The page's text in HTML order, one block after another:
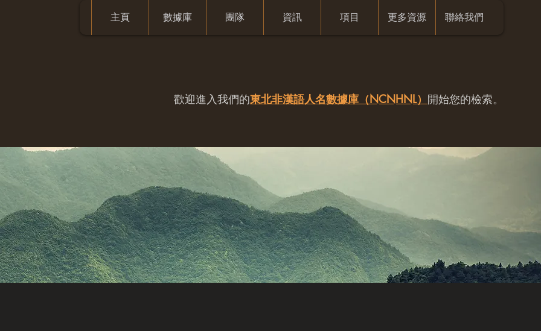
主頁 數據庫 團隊 資訊 項目 更多資源 聯絡我們
歡迎進入我們的東北非漢語人名數據庫（NCNHNL） 開始您的檢索。